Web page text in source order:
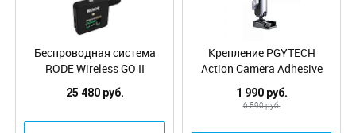
Беспроводная система
RODE Wireless GO II
(G6228)
25 480 руб.
Крепление PGYTECH
Action Camera Adhesive
Mount P-GM-126
1 990 руб.
6 590 руб.